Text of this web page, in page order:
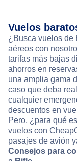
Vuelos
¿Busca vuelos de
aéreos con
tarifas más bajas
ahorros en
una amplia gama
caso que deba
cualquier
descuentos en
Pero, ¿para qué
vuelos con
pasajes de avión
Consejos para